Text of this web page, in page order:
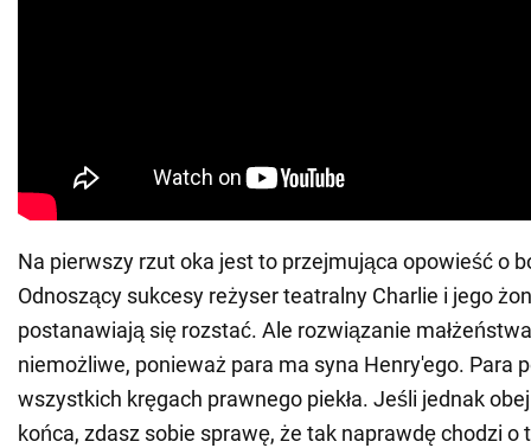
Na pierwszy rzut oka jest to przejmująca opowieść o
Odnoszący sukcesy reżyser teatralny Charlie i jego
postanawiają się rozstać. Ale rozwiązanie
niemożliwe, ponieważ para ma syna Henry'ego. Para
wszystkich kręgach prawnego piekła. Jeśli jednak
końca, zdasz sobie sprawę, że tak naprawdę chodzi o